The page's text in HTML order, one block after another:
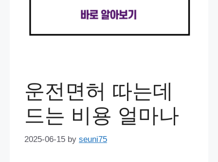
운전면허 따는데
드는 비용 얼마나
2025-06-15 by seuni75